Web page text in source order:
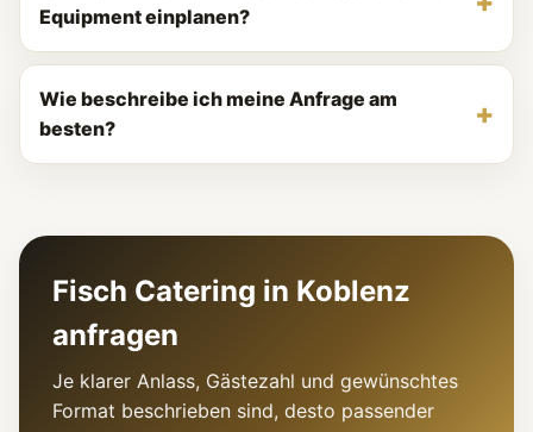
Equipment einplanen?
Wie beschreibe ich meine Anfrage am
besten?
Fisch Catering in Koblenz
anfragen
Je klarer Anlass, Gästezahl und gewünschtes
Format beschrieben sind, desto passender